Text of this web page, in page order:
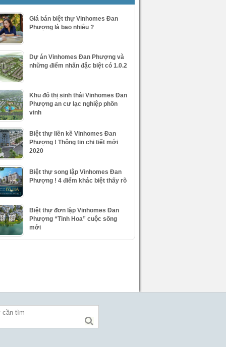
Giá bán biệt thự Vinhomes Đan
Phượng là bao nhiêu ?
Dự án Vinhomes Đan Phượng và
những điểm nhấn đặc biệt có 1.0.2
Khu đô thị sinh thái Vinhomes Đan
Phượng an cư lạc nghiệp phồn
vinh
Biệt thự liền kề Vinhomes Đan
Phượng ! Thông tin chi tiết mới
2020
Biệt thự song lập Vinhomes Đan
Phượng ! 4 điểm khác biệt thấy rõ
Biệt thự đơn lập Vinhomes Đan
Phượng “Tinh Hoa” cuộc sống
mới